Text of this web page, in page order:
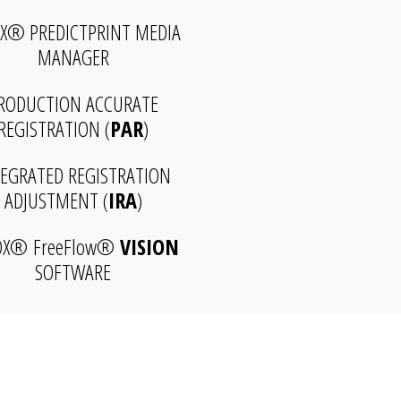
PREDICTPRINT MEDIA
MANAGER
ACCURATE
(PAR)
REGISTRATION
ADJUSTMENT (IRA)
FreeFlow® VISION
SOFTWARE